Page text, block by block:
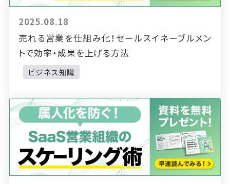
2025.08.18
売れる営業を仕組み化！セールスイネーブルメン
トで効率・成果を上げる方法
ビジネス知識